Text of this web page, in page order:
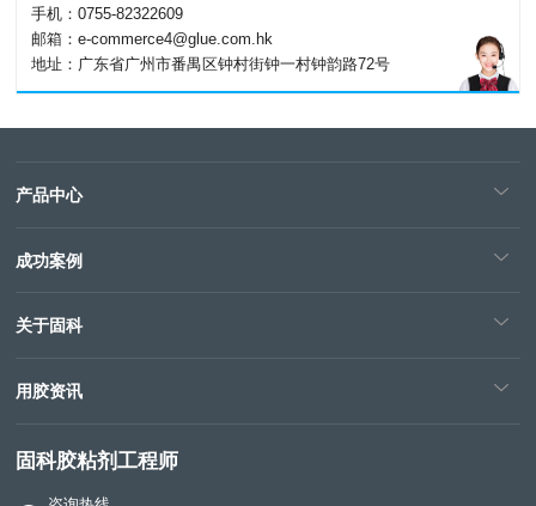
手机：0755-82322609
邮箱：e-commerce4@glue.com.hk
地址：广东省广州市番禺区钟村街钟一村钟韵路72号
产品中心
成功案例
关于固科
用胶资讯
固科胶粘剂工程师